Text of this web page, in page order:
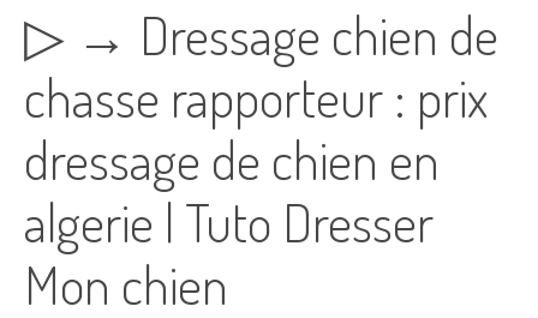
▷ → Dressage chien de
chasse rapporteur : prix
dressage de chien en
algerie | Tuto Dresser
Mon chien